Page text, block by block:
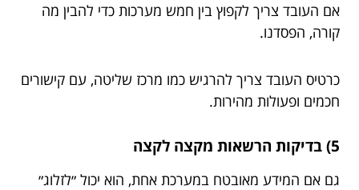
אם העובד צריך לקפוץ בין חמש מערכות כדי להבין מה
קורה, הפסדנו.
כרטיס העובד צריך להרגיש כמו מרכז שליטה, עם קישורים
חכמים ופעולות מהירות.
5) בדיקות הרשאות מקצה לקצה
גם אם המידע מאובטח במערכת אחת, הוא יכול ״לזלוג״